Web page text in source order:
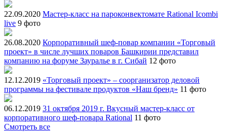
22.09.2020 Мастер-класс на пароконвектомате Rational Icombi
live 9 фото
26.08.2020 Корпоративный шеф-повар компании «Торговый
проект» в числе лучших поваров Башкирии представил
компанию на форуме Зауралье в г. Сибай 12 фото
12.12.2019 «Торговый проект» – соорганизатор деловой
программы на фестивале продуктов «Наш бренд» 11 фото
06.12.2019 31 октября 2019 г. Вкусный мастер-класс от
корпоративного шеф-повара Rational 11 фото
Смотреть все